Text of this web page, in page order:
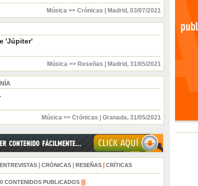
Música >> Crónicas Madrid , 03/07/2021
'Júpiter'
Música >> Reseñas Madrid , 31/05/2021
Música >> Crónicas Granada, 31/05/2021
ENTREVISTAS| CRÓNICAS| RESEÑAS| CRÍTICAS
CONTENIDOS PUBLICADOS